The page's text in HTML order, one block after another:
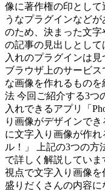
像に著作権の印として
うなプラグインなど
のため、決まった文
の記事の見出しとし
入れのプラグインは
ブラウザ上のサービ
な画像を作れるもの
法 今回ご紹介する3つ
入れできるアプリ「
り画像がデザインでき
に文字入り画像が作れ
ル！」 上記の3つの方
で詳しく解説してい
視点で文字入り画像を
盛りだくさんの内容